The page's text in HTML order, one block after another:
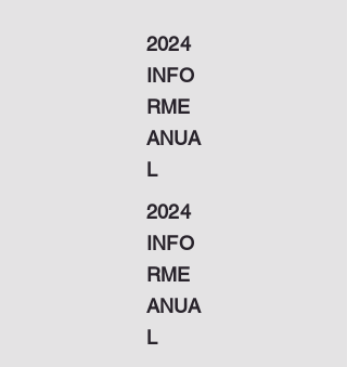
2024
INFO
RME
ANUA
L
2024
INFO
RME
ANUA
L